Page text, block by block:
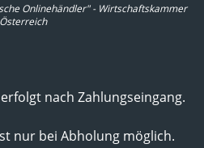
Onlinehändler" - Wirtschaftskammer
Österreich
nach Zahlungseingang.
nur bei Abholung möglich.